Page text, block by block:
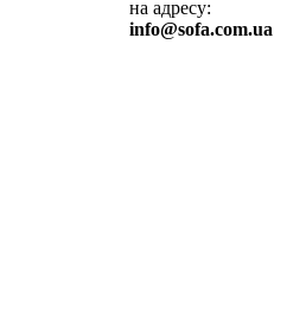
на адресу:
info@sofa.com.ua